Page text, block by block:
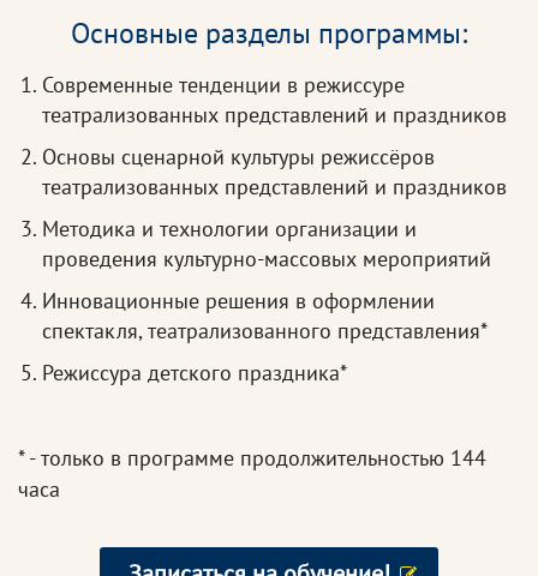
Основные разделы программы:
Современные тенденции в режиссуре
театрализованных представлений и праздников
Основы сценарной культуры режиссёров
театрализованных представлений и праздников
Методика и технологии организации и
проведения культурно-массовых мероприятий
Инновационные решения в оформлении
спектакля, театрализованного представления*
Режиссура детского праздника*
* - только в программе продолжительностью 144
часа